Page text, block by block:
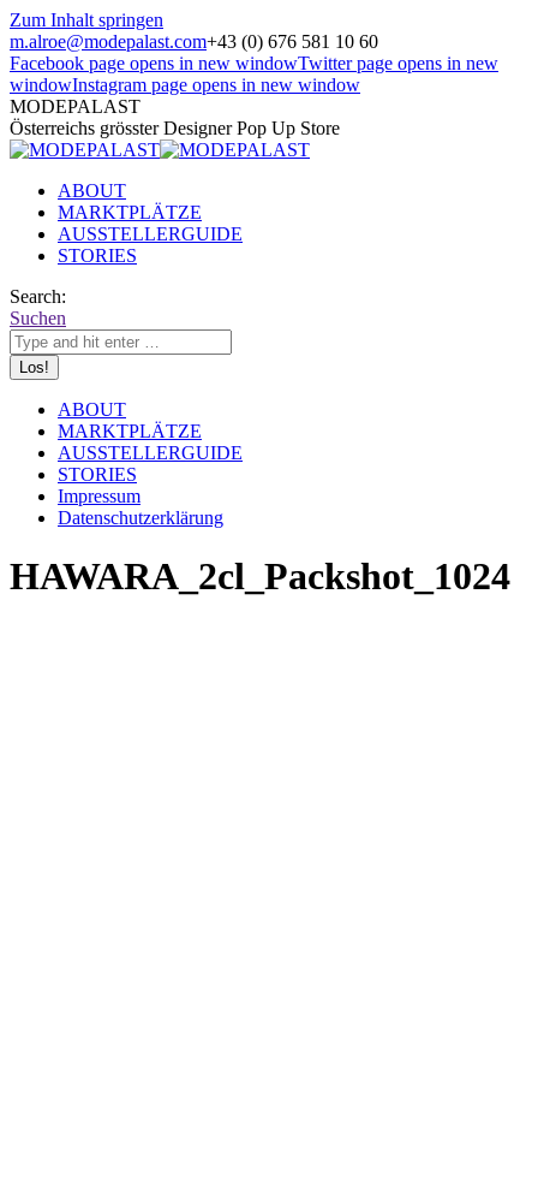
Zum Inhalt springen
m.alroe@modepalast.com+43 (0) 676 581 10 60
Facebook page opens in new windowTwitter page opens in new
windowInstagram page opens in new window
MODEPALAST
Österreichs grösster Designer Pop Up Store
ABOUT
MARKTPLÄTZE
AUSSTELLERGUIDE
STORIES
Search:
Suchen
ABOUT
MARKTPLÄTZE
AUSSTELLERGUIDE
STORIES
Impressum
Datenschutzerklärung
HAWARA_2cl_Packshot_1024